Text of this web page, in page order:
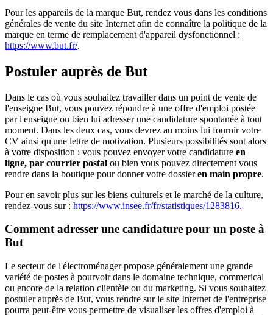
Pour les appareils de la marque But, rendez vous dans les conditions
générales de vente du site Internet afin de connaître la politique de la
marque en terme de remplacement d'appareil dysfonctionnel :
https://www.but.fr/.
Postuler auprès de But
Dans le cas où vous souhaitez travailler dans un point de vente de
l'enseigne But, vous pouvez répondre à une offre d'emploi postée
par l'enseigne ou bien lui adresser une candidature spontanée à tout
moment. Dans les deux cas, vous devrez au moins lui fournir votre
CV ainsi qu'une lettre de motivation. Plusieurs possibilités sont alors
à votre disposition : vous pouvez envoyer votre candidature en
ligne, par courrier postal ou bien vous pouvez directement vous
rendre dans la boutique pour donner votre dossieren main propre.
Pour en savoir plus sur les biens culturels et le marché de la culture,
rendez-vous sur : https://www.insee.fr/fr/statistiques/1283816.
Comment adresser une candidature pour un poste à
But
Le secteur de l'électroménager propose généralement une grande
variété de postes à pourvoir dans le domaine technique, commerical
ou encore de la relation clientèle ou du marketing. Si vous souhaitez
postuler auprès de But, vous rendre sur le site Internet de l'entreprise
pourra peut-être vous permettre de visualiser les offres d'emploi à